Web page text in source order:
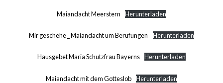
Maiandacht Meerstern Herunterladen
Mir geschehe _ Maiandacht um Berufungen Herunterladen
Hausgebet Maria Schutzfrau Bayerns Herunterladen
Maiandacht mit dem Gotteslob Herunterladen